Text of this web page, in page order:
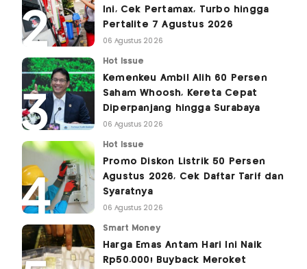
Ini, Cek Pertamax, Turbo hingga
Pertalite 7 Agustus 2026
06 Agustus 2026
Hot Issue
Kemenkeu Ambil Alih 60 Persen
Saham Whoosh, Kereta Cepat
Diperpanjang hingga Surabaya
06 Agustus 2026
Hot Issue
Promo Diskon Listrik 50 Persen
Agustus 2026, Cek Daftar Tarif dan
Syaratnya
06 Agustus 2026
Smart Money
Harga Emas Antam Hari Ini Naik
Rp50.000! Buyback Meroket